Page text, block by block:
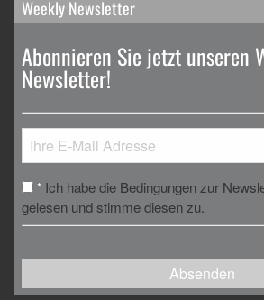
Weekly Newsletter
Abonnieren Sie jetzt unseren
Newsletter!
* Ich habe die Bedingungen zur
gelesen und stimme diesen zu.
Absenden